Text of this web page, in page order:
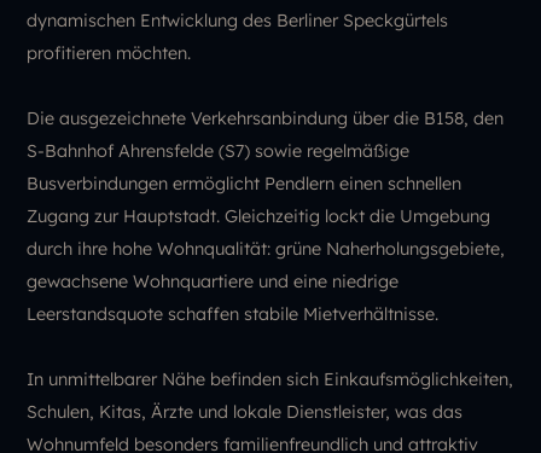
dynamischen Entwicklung des Berliner Speckgürtels
profitieren möchten.
Die ausgezeichnete Verkehrsanbindung über die B158, den
S-Bahnhof Ahrensfelde (S7) sowie regelmäßige
Busverbindungen ermöglicht Pendlern einen schnellen
Zugang zur Hauptstadt. Gleichzeitig lockt die Umgebung
durch ihre hohe Wohnqualität: grüne Naherholungsgebiete,
gewachsene Wohnquartiere und eine niedrige
Leerstandsquote schaffen stabile Mietverhältnisse.
In unmittelbarer Nähe befinden sich Einkaufsmöglichkeiten,
Schulen, Kitas, Ärzte und lokale Dienstleister, was das
Wohnumfeld besonders familienfreundlich und attraktiv